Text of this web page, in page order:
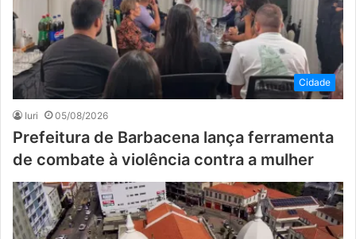
Cidade
Iuri 05/08/2026
Prefeitura de Barbacena lança ferramenta
de combate à violência contra a mulher